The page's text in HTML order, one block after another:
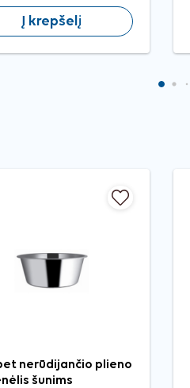
Į krepšelį
nerūdijančio plieno
šunims